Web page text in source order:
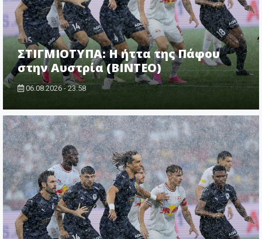
ΣΤΙΓΜΙΟΤΥΠΑ: Η ήττα της Πάφου
στην Αυστρία (ΒΙΝΤΕΟ)
06.08.2026 - 23:58